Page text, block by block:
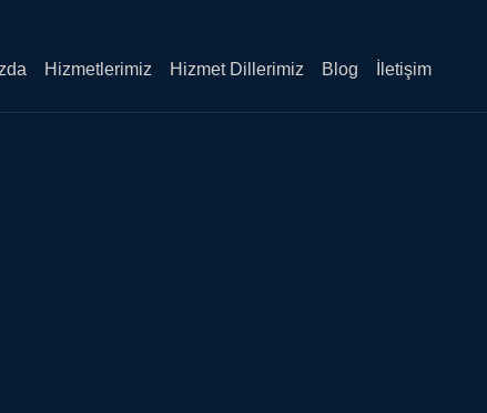
Hizmetlerimiz Hizmet Dillerimiz Blog İletişim